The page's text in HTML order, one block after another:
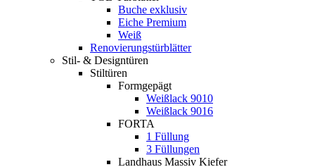
Buche exklusiv
Eiche Premium
Weiß
Renovierungstürblätter
Stil- & Designtüren
Stiltüren
Formgepägt
Weißlack 9010
Weißlack 9016
FORTA
1 Füllung
3 Füllungen
Landhaus Massiv Kiefer